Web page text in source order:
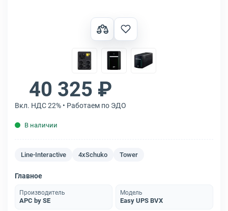
40 325 ₽
Вкл. НДС 22% • Работаем по ЭДО
В наличии
Line-Interactive 4xSchuko Tower
Главное
Производитель
APC by SE
Модель
Easy UPS BVX